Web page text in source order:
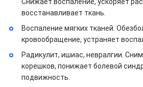
восстанавливает ткань.
Воспаление мягких тканей.
кровообращение, устраняет
Радикулит, ишиас, невралгии.
корешков, понижает болевой
подвижность.